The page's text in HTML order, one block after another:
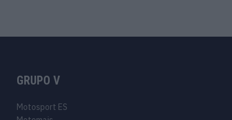
GRUPO V
Motosport ES